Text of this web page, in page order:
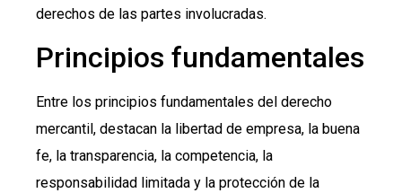
derechos de las partes involucradas.
Principios fundamentales
Entre los principios fundamentales del derecho
mercantil, destacan la libertad de empresa, la buena
fe, la transparencia, la competencia, la
responsabilidad limitada y la protección de la